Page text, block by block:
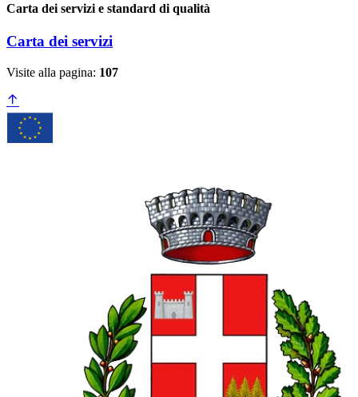
Carta dei servizi e standard di qualità
Carta dei servizi
Visite alla pagina: 107